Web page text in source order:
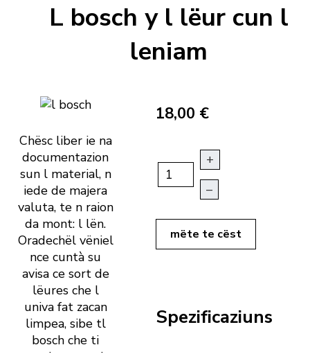
L bosch y l lëur cun l
leniam
Chësc liber ie na
documentazion
sun l material, n
iede de majera
valuta, te n raion
da mont: l lën.
Oradechël vëniel
nce cuntà su
avisa ce sort de
lëures che l
univa fat zacan
limpea, sibe tl
bosch che ti
18,00 €
+
–
mëte te cëst
Spezificaziuns